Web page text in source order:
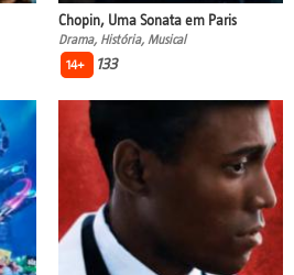
Chopin, Uma Sonata em Paris
Drama, História, Musical
14+
133